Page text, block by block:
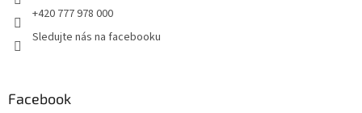
+420 777 978 000
Sledujte nás na facebooku
Facebook